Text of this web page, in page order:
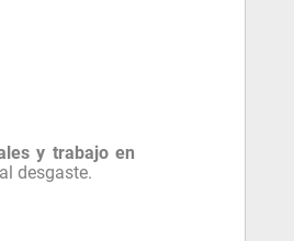
y trabajo en
desgaste.